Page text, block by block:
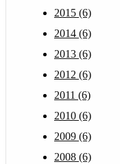
2015 (6)
2014 (6)
2013 (6)
2012 (6)
2011 (6)
2010 (6)
2009 (6)
2008 (6)